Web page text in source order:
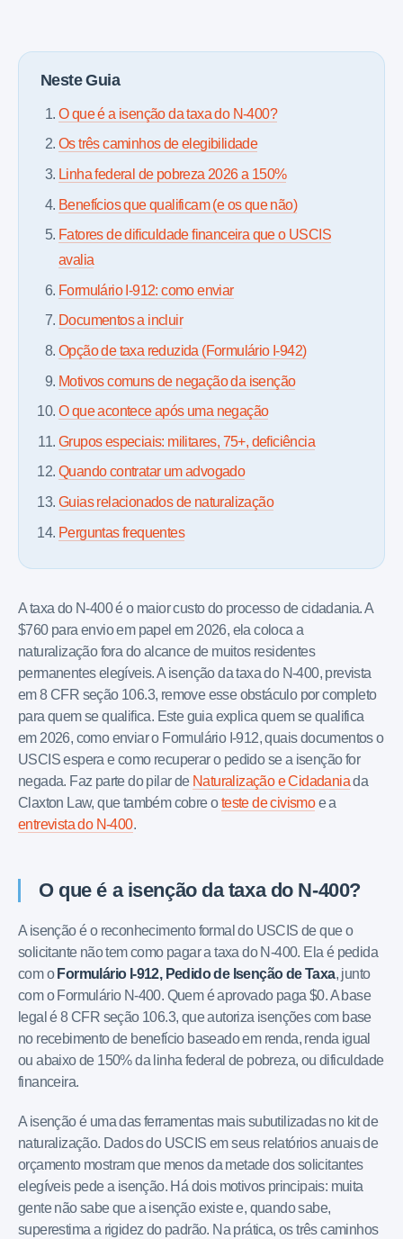
Neste Guia
O que é a isenção da taxa do N-400?
Os três caminhos de elegibilidade
Linha federal de pobreza 2026 a 150%
Benefícios que qualificam (e os que não)
Fatores de dificuldade financeira que o USCIS
avalia
Formulário I-912: como enviar
Documentos a incluir
Opção de taxa reduzida (Formulário I-942)
Motivos comuns de negação da isenção
O que acontece após uma negação
Grupos especiais: militares, 75+, deficiência
Quando contratar um advogado
Guias relacionados de naturalização
Perguntas frequentes
A taxa do N-400 é o maior custo do processo de cidadania. A
$760 para envio em papel em 2026, ela coloca a
naturalização fora do alcance de muitos residentes
permanentes elegíveis. A isenção da taxa do N-400, prevista
em 8 CFR seção 106.3, remove esse obstáculo por completo
para quem se qualifica. Este guia explica quem se qualifica
em 2026, como enviar o Formulário I-912, quais documentos o
USCIS espera e como recuperar o pedido se a isenção for
negada. Faz parte do pilar de Naturalização e Cidadaniada
Claxton Law, que também cobre oteste de civismoe a
entrevista do N-400.
O que é a isenção da taxa do N-400?
A isenção é o reconhecimento formal do USCIS de que o
solicitante não tem como pagar a taxa do N-400. Ela é pedida
com o Formulário I-912, Pedido de Isenção de Taxa, junto
com o Formulário N-400. Quem é aprovado paga $0. A base
legal é 8 CFR seção 106.3, que autoriza isenções com base
no recebimento de benefício baseado em renda, renda igual
ou abaixo de 150% da linha federal de pobreza, ou dificuldade
financeira.
A isenção é uma das ferramentas mais subutilizadas no kit de
naturalização. Dados do USCIS em seus relatórios anuais de
orçamento mostram que menos da metade dos solicitantes
elegíveis pede a isenção. Há dois motivos principais: muita
gente não sabe que a isenção existe e, quando sabe,
superestima a rigidez do padrão. Na prática, os três caminhos